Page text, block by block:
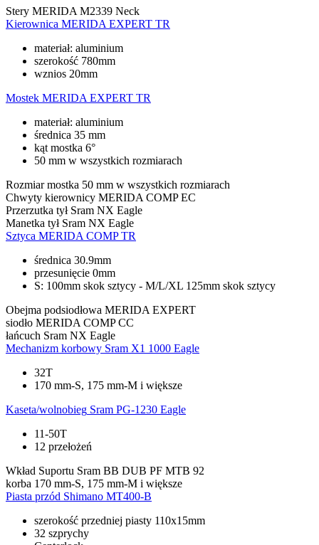
Stery MERIDA M2339 Neck
Kierownica MERIDA EXPERT TR
materiał: aluminium
szerokość 780mm
wznios 20mm
Mostek MERIDA EXPERT TR
materiał: aluminium
średnica 35 mm
kąt mostka 6°
50 mm w wszystkich rozmiarach
Rozmiar mostka 50 mm w wszystkich rozmiarach
Chwyty kierownicy MERIDA COMP EC
Przerzutka tył Sram NX Eagle
Manetka tył Sram NX Eagle
Sztyca MERIDA COMP TR
średnica 30.9mm
przesunięcie 0mm
S: 100mm skok sztycy - M/L/XL 125mm skok sztycy
Obejma podsiodłowa MERIDA EXPERT
siodło MERIDA COMP CC
łańcuch Sram NX Eagle
Mechanizm korbowy Sram X1 1000 Eagle
32T
170 mm-S, 175 mm-M i większe
Kaseta/wolnobieg Sram PG-1230 Eagle
11-50T
12 przełożeń
Wkład Suportu Sram BB DUB PF MTB 92
korba 170 mm-S, 175 mm-M i większe
Piasta przód Shimano MT400-B
szerokość przedniej piasty 110x15mm
32 szprychy